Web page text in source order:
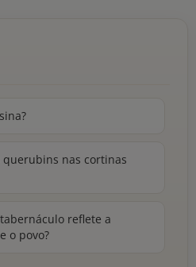
nas cortinas
reflete a
o povo?